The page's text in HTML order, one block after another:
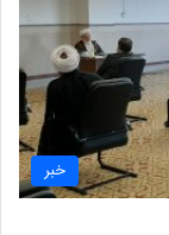
خبر